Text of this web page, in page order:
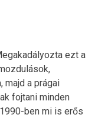
ezt a
majd a prágai
fojtani minden
ben mi is erős